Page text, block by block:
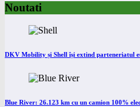
Noutati
DKV Mobility și Shell își extind parteneriatul
Blue River: 26.123 km cu un camion 100%